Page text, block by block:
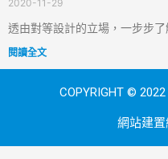
2020-11-29
透由對等設計的立場，一步步
閱讀全文
COPYRIGHT ©
網站建置